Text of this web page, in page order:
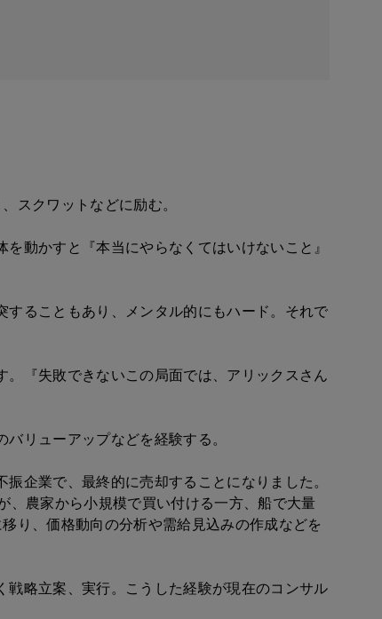
スクワットなどに励む。
動かすと『本当にやらなくてはいけないこと』
ることもあり、メンタル的にもハード。それで
。『失敗できないこの局面では、アリックスさん
リューアップなどを経験する。
企業で、最終的に売却することになりました。
、農家から小規模で買い付ける一方、船で大量
り、価格動向の分析や需給見込みの作成などを
略立案、実行。こうした経験が現在のコンサル